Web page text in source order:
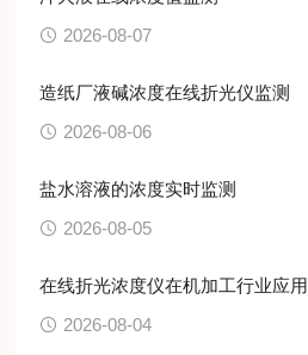
2026-08-07
造纸厂液碱浓度在线折光仪监测
2026-08-06
盐水溶液的浓度实时监测
2026-08-05
在线折光浓度仪在机加工行业应用
2026-08-04